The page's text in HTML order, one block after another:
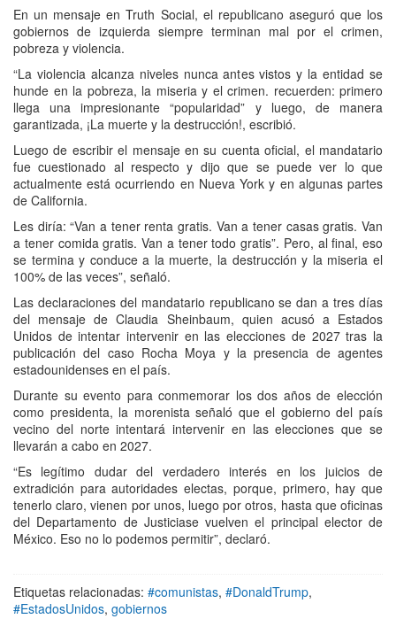
En un mensaje en Truth Social, el republicano aseguró que los
gobiernos de izquierda siempre terminan mal por el crimen,
pobreza y violencia.
“La violencia alcanza niveles nunca antes vistos y la entidad se
hunde en la pobreza, la miseria y el crimen. recuerden: primero
llega una impresionante “popularidad” y luego, de manera
garantizada, ¡La muerte y la destrucción!, escribió.
Luego de escribir el mensaje en su cuenta oficial, el mandatario
fue cuestionado al respecto y dijo que se puede ver lo que
actualmente está ocurriendo en Nueva York y en algunas partes
de California.
Les diría: “Van a tener renta gratis. Van a tener casas gratis. Van
a tener comida gratis. Van a tener todo gratis”. Pero, al final, eso
se termina y conduce a la muerte, la destrucción y la miseria el
100% de las veces”, señaló.
Las declaraciones del mandatario republicano se dan a tres días
del mensaje de Claudia Sheinbaum, quien acusó a Estados
Unidos de intentar intervenir en las elecciones de 2027 tras la
publicación del caso Rocha Moya y la presencia de agentes
estadounidenses en el país.
Durante su evento para conmemorar los dos años de elección
como presidenta, la morenista señaló que el gobierno del país
vecino del norte intentará intervenir en las elecciones que se
llevarán a cabo en 2027.
“Es legítimo dudar del verdadero interés en los juicios de
extradición para autoridades electas, porque, primero, hay que
tenerlo claro, vienen por unos, luego por otros, hasta que oficinas
del Departamento de Justiciase vuelven el principal elector de
México. Eso no lo podemos permitir”, declaró.
Etiquetas relacionadas: #comunistas, #DonaldTrump,
#EstadosUnidos, gobiernos